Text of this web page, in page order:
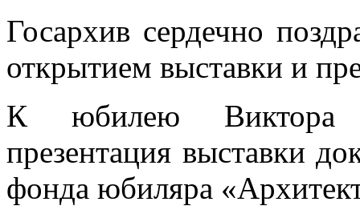
Госархив сердечно
открытием выставки и
К юбилею Виктора
презентация выставки
фонда юбиляра